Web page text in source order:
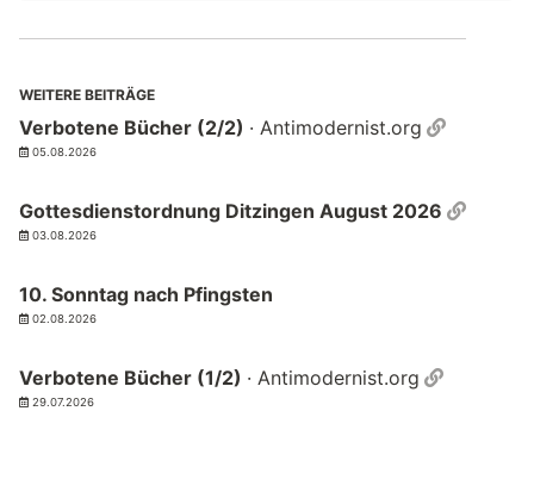
WEITERE BEITRÄGE
Verbotene Bücher (2/2) · Antimodernist.org
05.08.2026
Gottesdienstordnung Ditzingen August 2026
03.08.2026
10. Sonntag nach Pfingsten
02.08.2026
Verbotene Bücher (1/2) · Antimodernist.org Permalink
29.07.2026